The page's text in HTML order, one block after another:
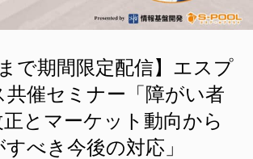
まで期間限定配信】エスプ
共催セミナー「障がい者
とマーケット動向から
べき今後の対応」